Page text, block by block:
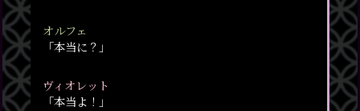
オルフェ
「本当に？」
ヴィオレット
「本当よ！」